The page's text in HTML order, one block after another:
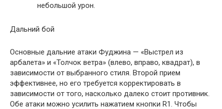
небольшой урон.
Дальний бой
Основные дальние атаки Фуджина — «Выстрел из
арбалета» и «Толчок ветра» (влево, вправо, квадрат), в
зависимости от выбранного стиля. Второй прием
эффективнее, но его требуется корректировать в
зависимости от того, насколько далеко стоит противник.
Обе атаки можно усилить нажатием кнопки R1. Чтобы